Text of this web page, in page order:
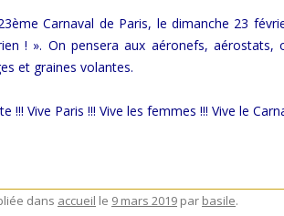
Carnaval de Paris, le dimanche 23
! ». On pensera aux aéronefs, aérostats,
et graines volantes.
!!! Vive Paris !!! Vive les femmes !!! Vive le
dans accueil le 9 mars 2019 par basile.